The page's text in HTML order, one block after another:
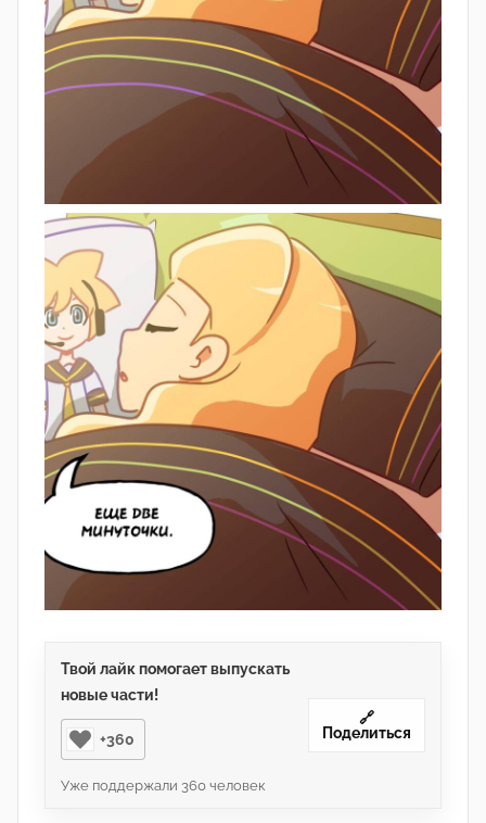
Твой лайк помогает выпускать
новые части!
+360
Уже поддержали 360 человек
🔗
Поделиться